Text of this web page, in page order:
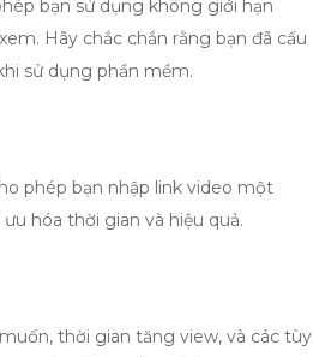
bạn sử dụng không giới hạn
Hãy chắc chắn rằng bạn đã cấu
sử dụng phần mềm.
phép bạn nhập link video một
hóa thời gian và hiệu quả.
thời gian tăng view, và các tùy